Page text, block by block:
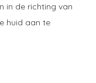
in de richting van
huid aan te